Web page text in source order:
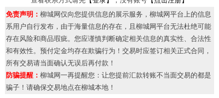
免责声明： 柳城网仅向您提供信息的展示服务，柳城网平台上的信息
系用户自行发布，由于海量信息的存在，且柳城网平台无法杜绝可能
存在风险和商品瑕疵。您应谨慎判断确定相关信息的真实性、合法性
和有效性。预付定金均存在欺骗行为！交易时应签订相关正式合同，
所有交易请当面确认无误后再付款！
防骗提醒： 柳城网一再提醒您：让您提前汇款转账不当面交易的都是
骗子！请确保交易地点在柳城本地！